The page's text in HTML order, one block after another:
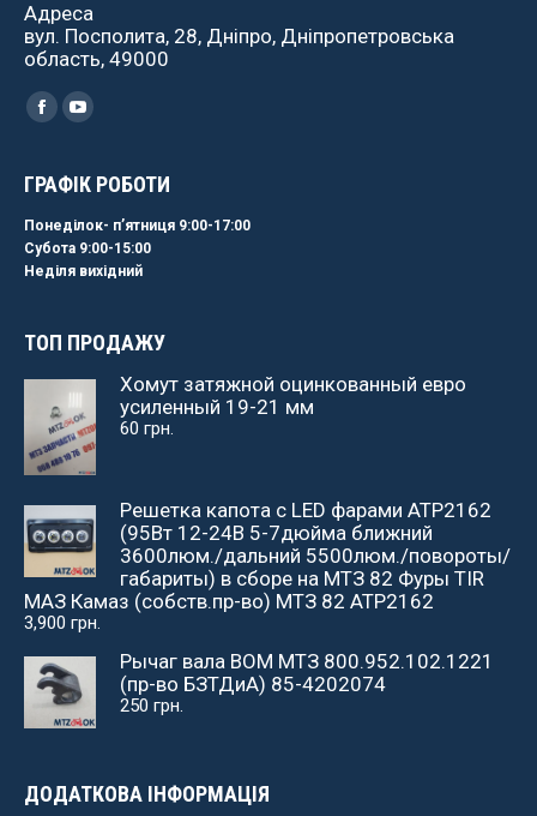
Адреса
вул. Посполита, 28, Дніпро, Дніпропетровська
область, 49000
Найдите нас:
Facebook
YouTube
ГРАФІК РОБОТИ
Понеділок- пʼятниця 9:00-17:00
Субота 9:00-15:00
Неділя вихідний
ТОП ПРОДАЖУ
Хомут затяжной оцинкованный евро
усиленный 19-21 мм
60 грн.
Решетка капота с LED фарами АТР2162
(95Вт 12-24В 5-7дюйма ближний
3600люм./дальний 5500люм./повороты/
габариты) в сборе на МТЗ 82 Фуры TIR
МАЗ Камаз (собств.пр-во) МТЗ 82 АТР2162
3,900 грн.
Рычаг вала ВОМ МТЗ 800.952.102.1221
(пр-во БЗТДиА) 85-4202074
250 грн.
ДОДАТКОВА ІНФОРМАЦІЯ